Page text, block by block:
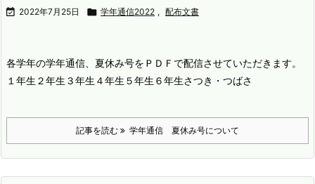
 2022年7月25日  学年通信2022 , 配布文書
各学年の学年通信、夏休み号をＰＤＦで配信させていただきます。
１年生 ２年生 ３年生 ４年生 ５年生 ６年生さつき・つばさ
記事を読む 学年通信 夏休み号について